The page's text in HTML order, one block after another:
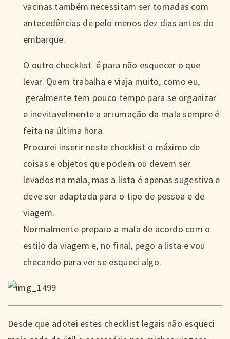
vacinas também necessitam ser tomadas com
antecedências de pelo menos dez dias antes do
embarque.
O outro checklist é para não esquecer o que
levar. Quem trabalha e viaja muito, como eu,
geralmente tem pouco tempo para se organizar
e inevitavelmente a arrumação da mala sempre é
feita na última hora.
Procurei inserir neste checklist o máximo de
coisas e objetos que podem ou devem ser
levados na mala, mas a lista é apenas sugestiva e
deve ser adaptada para o tipo de pessoa e de
viagem.
Normalmente preparo a mala de acordo com o
estilo da viagem e, no final, pego a lista e vou
checando para ver se esqueci algo.
Desde que adotei estes checklist legais não esqueci